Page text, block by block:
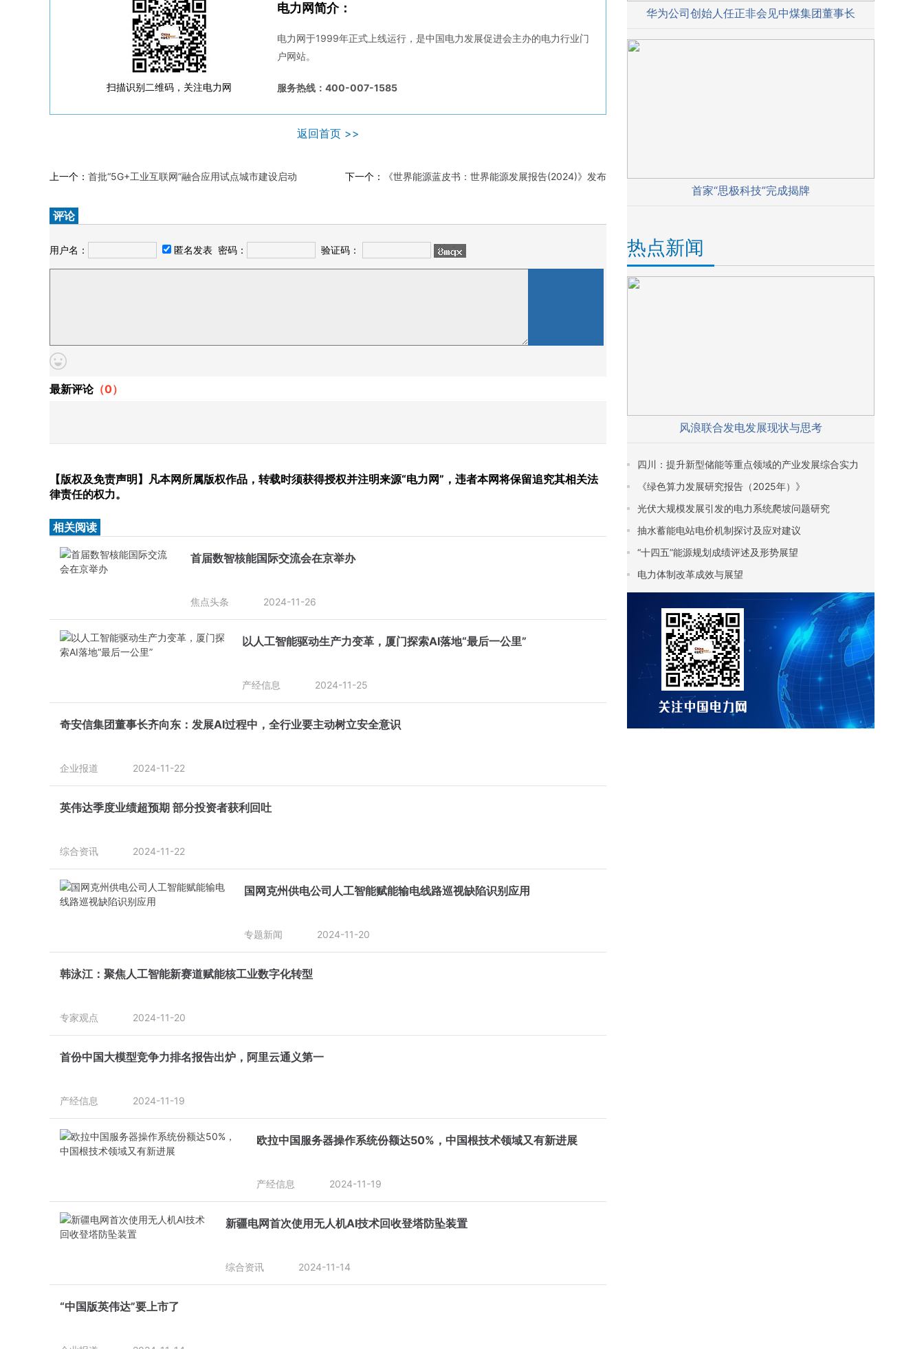
扫描识别二维码，关注电力网
电力网简介：
电力网于1999年正式上线运行，是中国电力发展促进会主办的电力行业门
户网站。
服务热线：400-007-1585
返回首页 >>
上一个： 首批“5G+工业互联网”融合应用试点城市建设启动 下一个： 《世界能源蓝皮书：世界能源发展报告(2024)》发布
评论
用户名： 匿名发表 密码： 验证码：
最新评论（0）
【版权及免责声明】凡本网所属版权作品，转载时须获得授权并注明来源“电力网”，违者本网将保留追究其相关法
律责任的权力。
相关阅读
首届数智核能国际交流会在京举办
焦点头条 2024-11-26
以人工智能驱动生产力变革，厦门探索AI落地“最后一公里”
产经信息 2024-11-25
奇安信集团董事长齐向东：发展AI过程中，全行业要主动树立安全意识
企业报道 2024-11-22
英伟达季度业绩超预期 部分投资者获利回吐
综合资讯 2024-11-22
国网克州供电公司人工智能赋能输电线路巡视缺陷识别应用
专题新闻 2024-11-20
韩泳江：聚焦人工智能新赛道赋能核工业数字化转型
专家观点 2024-11-20
首份中国大模型竞争力排名报告出炉，阿里云通义第一
产经信息 2024-11-19
欧拉中国服务器操作系统份额达50%，中国根技术领域又有新进展
产经信息 2024-11-19
新疆电网首次使用无人机AI技术回收登塔防坠装置
综合资讯 2024-11-14
“中国版英伟达”要上市了
华为公司创始人任正非会见中煤集团董事长
首家“思极科技”完成揭牌
热点新闻
风浪联合发电发展现状与思考
四川：提升新型储能等重点领域的产业发展综合实力
《绿色算力发展研究报告（2025年）》
光伏大规模发展引发的电力系统爬坡问题研究
抽水蓄能电站电价机制探讨及应对建议
“十四五”能源规划成绩评述及形势展望
电力体制改革成效与展望